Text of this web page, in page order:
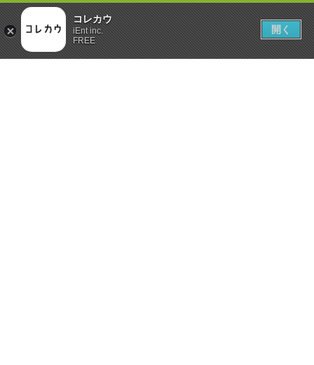
コレカウ
iEnt inc.
FREE
開く